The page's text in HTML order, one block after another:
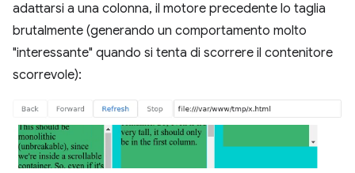
adattarsi a una colonna, il motore precedente lo taglia
brutalmente (generando un comportamento molto
"interessante" quando si tenta di scorrere il contenitore
scorrevole):